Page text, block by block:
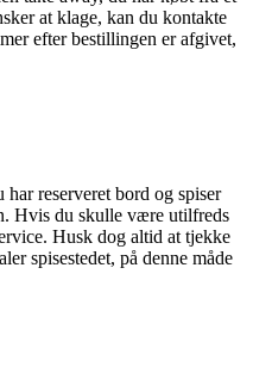
at klage, kan du kontakte
efter bestillingen er afgivet,
reserveret bord og spiser
Hvis du skulle være utilfreds
Husk dog altid at tjekke
spisestedet, på denne måde